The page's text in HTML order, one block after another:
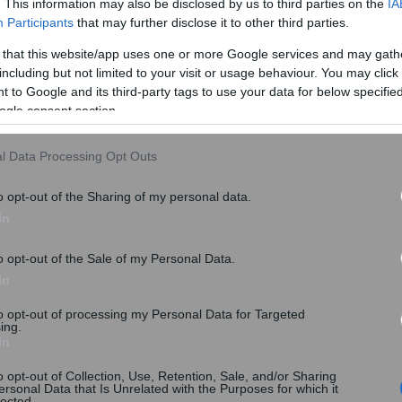
This information may also be disclosed by us to third parties on the
Participants that may further disclose it to other third parties.
that this website/app uses one or more Google services and may
but not limited to your visit or usage behaviour. You may
to Google and its third-party tags to use your data for below
consent section.
Data Processing Opt Outs
opt-out of the Sharing of my personal data.
opt-out of the Sale of my Personal Data.
opt-out of processing my Personal Data for Targeted
opt-out of Collection, Use, Retention, Sale, and/or Sharing
Data that Is Unrelated with the Purposes for which it
Σιντριβανίου, ως είθισται, η διοίκηση της
για ζητήματα Μακεδονίας-Θράκης, Κώστας
στην Α’ και Β’ Θεσσαλονίκης, ο περιφερειάρχης Κ.
Θεσσαλονίκης, Στέλιος Αγγελούδης, καθώς
ο οποίος θα χοροστατήσει στην τελετή αγιασμού.